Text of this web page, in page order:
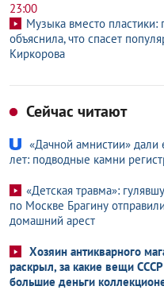
23:00
Музыка вместо пластики:
объяснила, что спасет
Киркорова
Сейчас читают
«Дачной амнистии» дали
лет: подводные камни
«Детская травма»:
по Москве Брагину
домашний арест
Хозяин антикварного
раскрыл, за какие вещи СССР
большие деньги